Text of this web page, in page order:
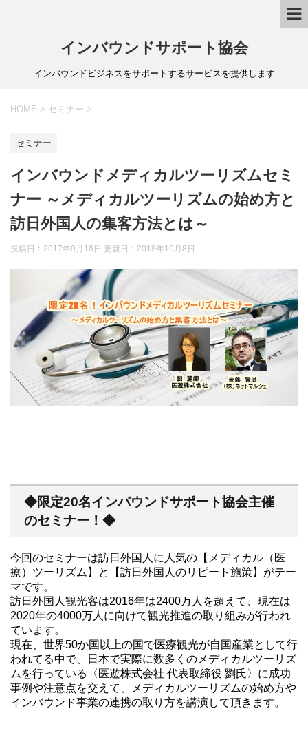
インバウンドサポート協会
インバウンドビジネスをサポートするサービスを提供します
HOME > セミナー >
セミナー
インバウンドメディカルツーリズムセミ
ナー ～メディカルツーリズムの始め方と
訪日外国人の集客方法とは～
投稿日：2017年9月16日 更新日： 2018年10月8日
◆限定20名インバウンドサポート協会主催
のセミナー！◆
今回のセミナーは訪日外国人に人気の【メディカル（医
療）ツーリズム】と【訪日外国人のリピート施策】がテー
マです。
訪日外国人観光客は2016年は2400万人を超えて、現在は
2020年の4000万人に向けて観光推進の取り組みが行われ
ています。
現在、世界50か国以上の国で医療観光が自国産業として行
われてる中で、日本で実際に数多くのメディカルツーリズ
ムを行っている〈医遊株式会社 代表取締役 劉氏〉に成功
事例や注意点を交えて、メディカルツーリズムの始め方や
インバウンド事業の連携の取り方を講演して頂きます。